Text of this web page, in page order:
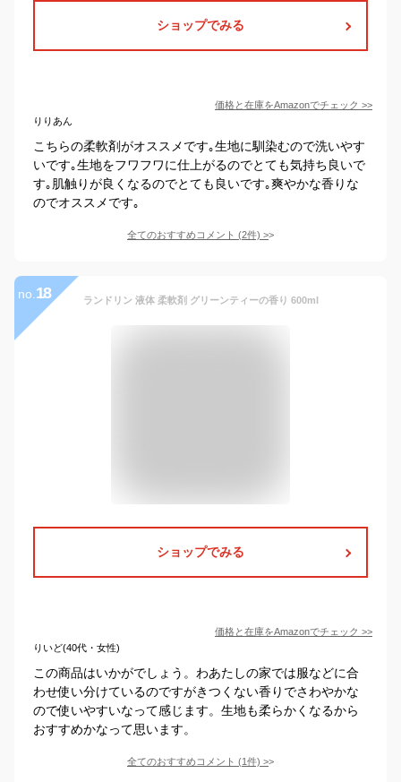
ショップでみる
価格と在庫をAmazonでチェック >>
りりあん
こちらの柔軟剤がオススメです｡生地に馴染むので洗いやす
いです｡生地をフワフワに仕上がるのでとても気持ち良いで
す｡肌触りが良くなるのでとても良いです｡爽やかな香りな
のでオススメです｡
全てのおすすめコメント (2件) >
no. 18 ランドリン 液体 柔軟剤 グリーンティーの香り 600ml
ショップでみる
価格と在庫をAmazonでチェック >>
りいど(40代・女性)
この商品はいかがでしょう。わあたしの家では服などに合
わせ使い分けているのですがきつくない香りでさわやかな
ので使いやすいなって感じます。生地も柔らかくなるから
おすすめかなって思います。
全てのおすすめコメント (1件) >